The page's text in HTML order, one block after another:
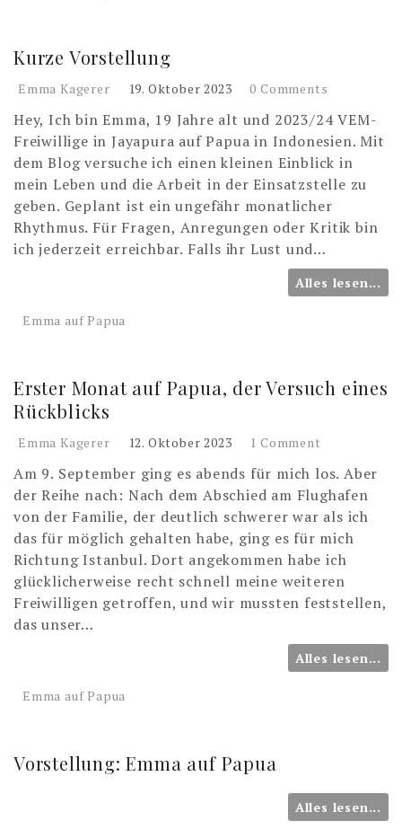
Kurze Vorstellung
Emma Kagerer 19. Oktober 2023 0 Comments
Hey, Ich bin Emma, 19 Jahre alt und 2023/24 VEM-
Freiwillige in Jayapura auf Papua in Indonesien. Mit
dem Blog versuche ich einen kleinen Einblick in
mein Leben und die Arbeit in der Einsatzstelle zu
geben. Geplant ist ein ungefähr monatlicher
Rhythmus. Für Fragen, Anregungen oder Kritik bin
ich jederzeit erreichbar. Falls ihr Lust und…
Alles lesen...
Emma auf Papua
Erster Monat auf Papua, der Versuch eines
Rückblicks
Emma Kagerer 12. Oktober 2023 1 Comment
Am 9. September ging es abends für mich los. Aber
der Reihe nach: Nach dem Abschied am Flughafen
von der Familie, der deutlich schwerer war als ich
das für möglich gehalten habe, ging es für mich
Richtung Istanbul. Dort angekommen habe ich
glücklicherweise recht schnell meine weiteren
Freiwilligen getroffen, und wir mussten feststellen,
das unser…
Alles lesen...
Emma auf Papua
Vorstellung: Emma auf Papua
Alles lesen...